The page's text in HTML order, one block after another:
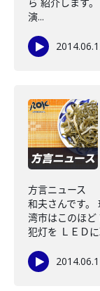
演...
方言ニュース
和夫さんです。
湾市はこのほ
犯灯を ＬＥＤ